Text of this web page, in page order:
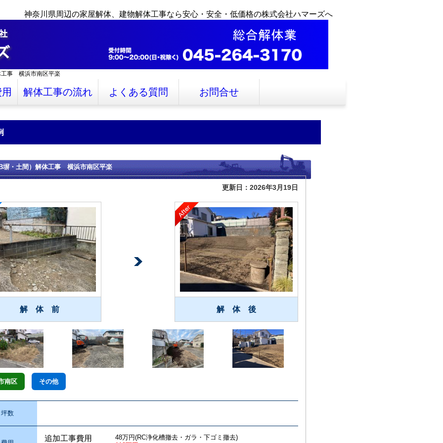
神奈川県周辺の家屋解体、建物解体工事なら安心・安全・低価格の株式会社ハマーズへ
事 横浜市南区平楽
解体工事の流れ よくある質問 お問合せ
塀・土間）解体工事 横浜市南区平楽
更新日：2026年3月19日
解 体 前 解 体 後
南区 その他
坪数
追加工事費用 48万円(RC浄化槽撤去・ガラ・下ゴミ撤去)